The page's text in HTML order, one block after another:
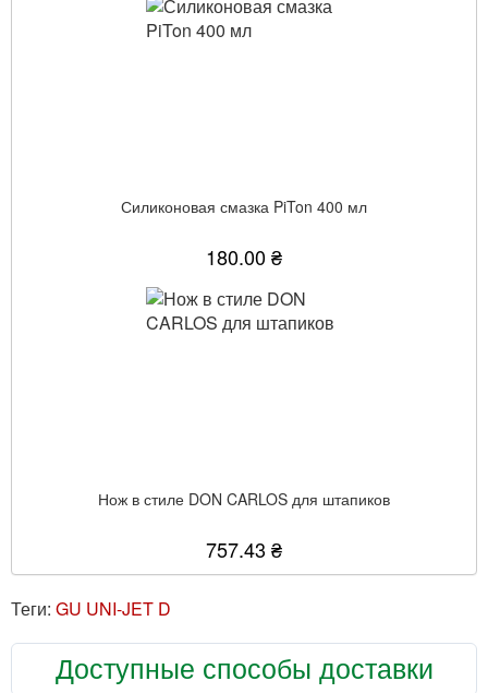
Силиконовая смазка PiTon 400 мл
180.00 ₴
Нож в стиле DON CARLOS для штапиков
757.43 ₴
Теги: GU UNI-JET D
Доступные способы доставки